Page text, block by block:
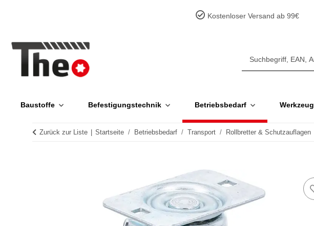
Kostenloser Versand ab 99€
Baustoffe Befestigungstechnik Betriebsbedarf Werkzeug
Zurück zur Liste Startseite Betriebsbedarf Transport Rollbretter & Schutzauflagen